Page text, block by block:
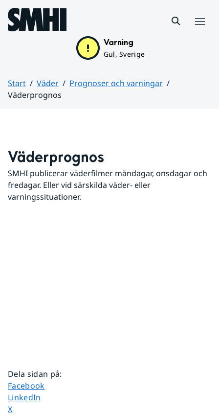
Hoppa till sidans innehåll
Varning
Gul, Sverige
Start Väder
Prognoser och varningar
Väderprognos
Väderprognos
SMHI publicerar väderfilmer måndagar, onsdagar och
fredagar. Eller vid särskilda väder- eller
varningssituationer.
Dela sidan på:
Dela sidan på
Facebook
Dela sidan på
LinkedIn
Dela sidan på
X